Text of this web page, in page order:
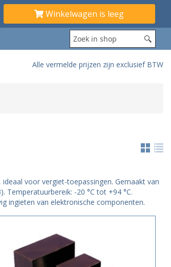
Winkelwagen is leeg
Alle vermelde prijzen zijn exclusief BTW
voor vergiet-toepassingen. Gemaakt van
-20 °C tot +94 °C.
ingieten van elektronische componenten.